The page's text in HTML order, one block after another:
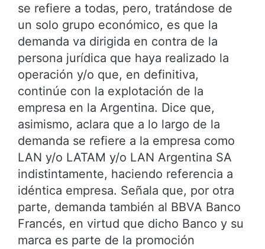
se refiere a todas, pero, tratándose de
un solo grupo económico, es que la
demanda va dirigida en contra de la
persona jurídica que haya realizado la
operación y/o que, en definitiva,
continúe con la explotación de la
empresa en la Argentina. Dice que,
asimismo, aclara que a lo largo de la
demanda se refiere a la empresa como
LAN y/o LATAM y/o LAN Argentina SA
indistintamente, haciendo referencia a
idéntica empresa. Señala que, por otra
parte, demanda también al BBVA Banco
Francés, en virtud que dicho Banco y su
marca es parte de la promoción